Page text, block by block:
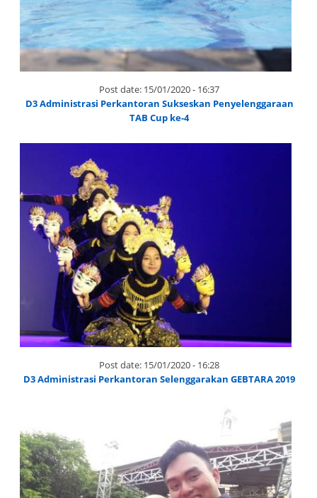
Post date: 15/01/2020 - 16:37
D3 Administrasi Perkantoran Sukseskan Penyelenggaraan
TAB Cup ke-4
Post date: 15/01/2020 - 16:28
D3 Administrasi Perkantoran Selenggarakan GEBTARA 2019